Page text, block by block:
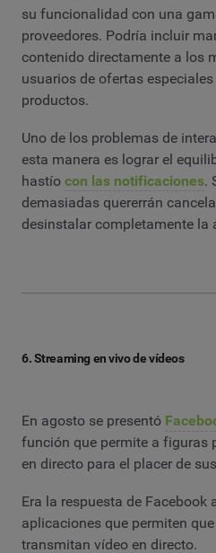
su funcionalidad con una
proveedores. Podría incluir
contenido directamente a los
usuarios de ofertas
productos.
Uno de los problemas de
esta manera es lograr el
hastío con las notificaciones.
demasiadas quererrán
desinstalar completamente la
6. Streaming en vivo de vídeos
En agosto se presentó
función que permite a figuras
en directo para el placer de
Era la respuesta de Facebook
aplicaciones que permiten
transmitan vídeo en directo.